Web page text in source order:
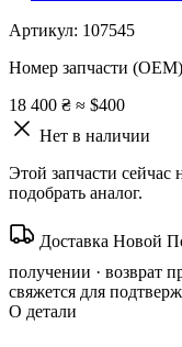
Артикул: 107545
Номер запчасти
18 400 ₴ ≈ $400
Нет в наличии
Этой запчасти
подобрать аналог.
Доставка Новой
получении · возврат
свяжется для
О детали